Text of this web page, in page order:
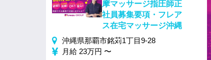
摩マッサージ指圧師正
社員募集要項・フレア
ス在宅マッサージ沖縄
沖縄県那覇市銘苅1丁目9-28
月給 23万円 〜